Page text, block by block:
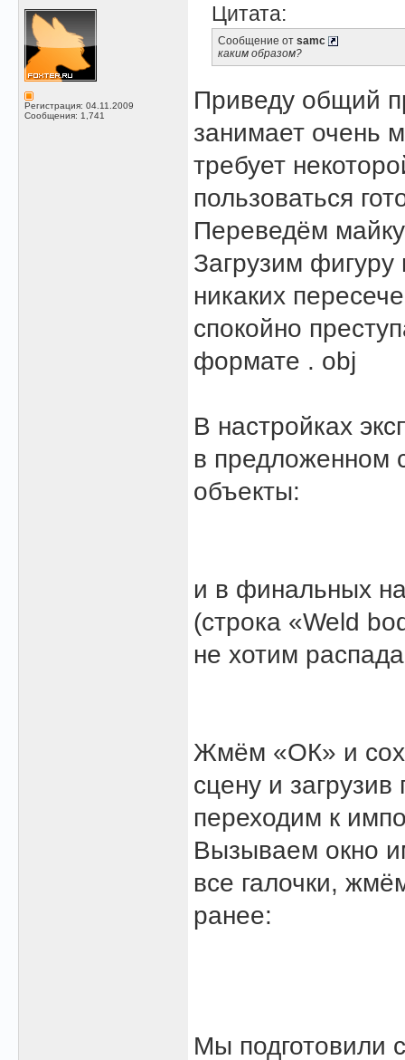
Регистрация: 04.11.2009
Сообщения: 1,741
Цитата:
Сообщение от samc
каким образом?
Приведу общий
занимает очень
требует
пользоваться
Переведём
Загрузим
никаких
спокойно
формате . obj
В настройках
в предложенном
объекты:
и в финальных
(строка «Weld
не хотим
Жмём «ОК» и
сцену и
переходим к
Вызываем окно
все галочки,
ранее:
Мы подготовили